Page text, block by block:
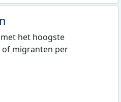
met het hoogste
migranten per